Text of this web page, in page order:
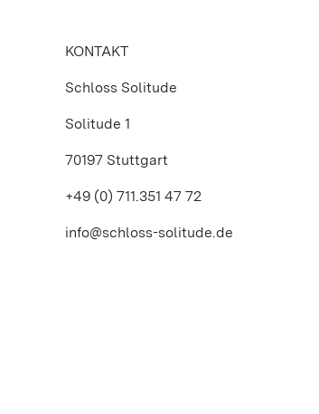
KONTAKT
Schloss Solitude
Solitude 1
70197 Stuttgart
+49 (0) 711.351 47 72
info@schloss-solitude.de